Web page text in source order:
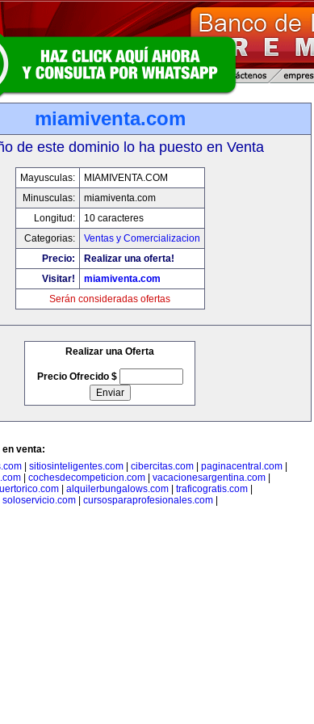
miamiventa.com
de este dominio lo ha puesto en Venta
Mayusculas:
MIAMIVENTA.COM
Minusculas:
miamiventa.com
Longitud:
10 caracteres
Categorias:
Ventas y Comercializacion
Precio:
Realizar una oferta!
Visitar!
miamiventa.com
Serán consideradas ofertas
Realizar una Oferta
Precio Ofrecido $
venta:
sitiosinteligentes.com cibercitas.com paginacentral.com
cochesdecompeticion.com vacacionesargentina.com
| alquilerbungalows.com| traficogratis.com|
soloservicio.com| cursosparaprofesionales.com|